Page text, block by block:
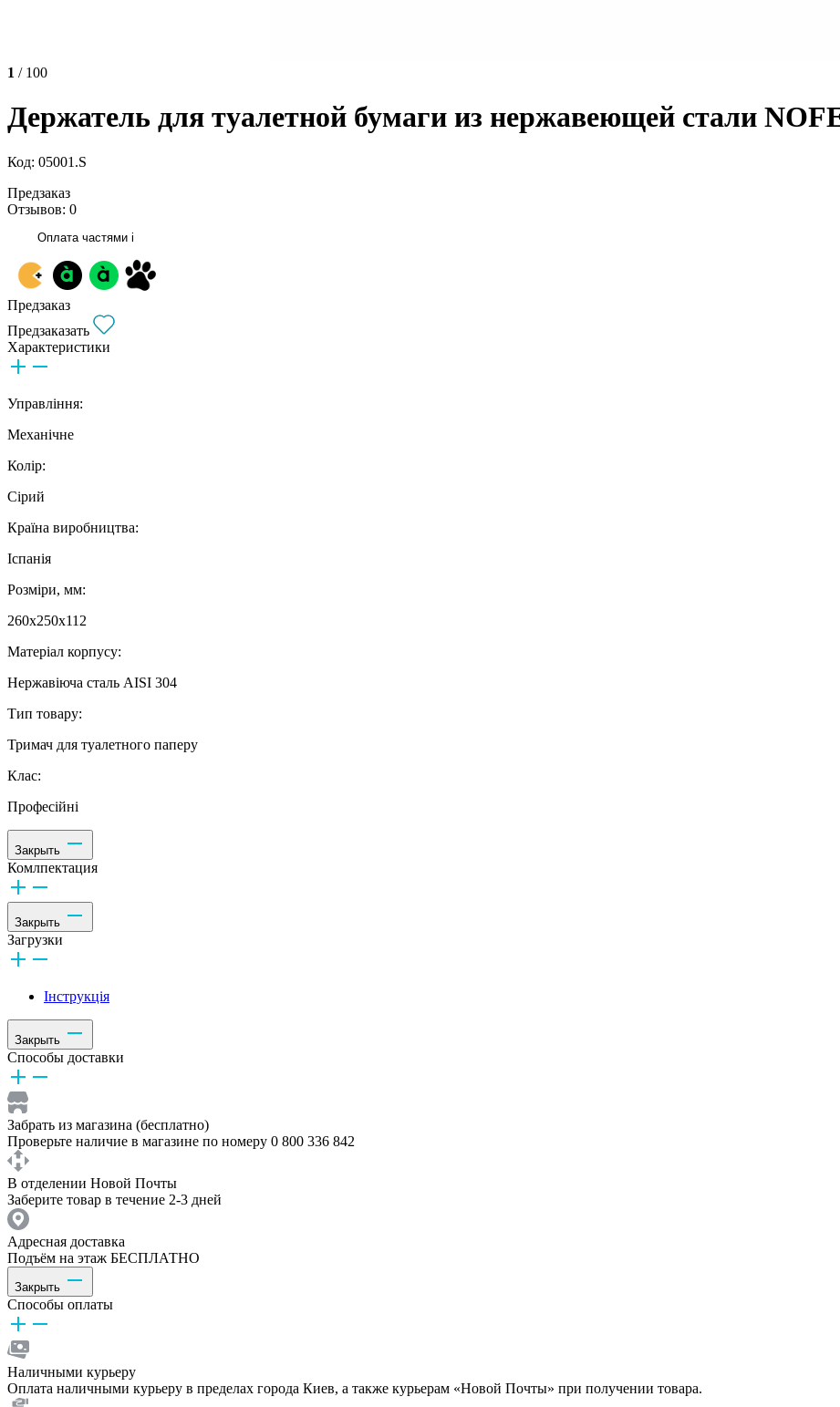
1 / 100
Держатель для туалетной бумаги из нержавеющей стали
Код: 05001.S
Предзаказ
Отзывов: 0
Оплата частями i
Предзаказ
Предзаказать
Характеристики
Управління:
Механічне
Колір:
Сірий
Країна виробництва:
Іспанія
Розміри, мм:
260х250х112
Матеріал корпусу:
Нержавіюча сталь AISI 304
Тип товару:
Тримач для туалетного паперу
Клас:
Професійні
Закрыть
Комлпектация
Закрыть
Загрузки
Інструкція
Закрыть
Способы доставки
Забрать из магазина (бесплатно)
Проверьте наличие в магазине по номеру 0 800 336 842
В отделении Новой Почты
Заберите товар в течение 2-3 дней
Адресная доставка
Подъём на этаж БЕСПЛАТНО
Закрыть
Способы оплаты
Наличными курьеру
Оплата наличными курьеру в пределах города Киев, а также курьерам «Новой Почты» при получении товара.